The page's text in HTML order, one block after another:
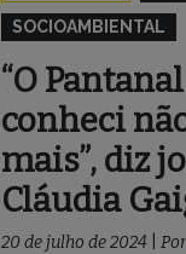
SOCIOAMBIENTAL
“O
conheci
mais”, diz
Cláudia
20 de julho de 2024